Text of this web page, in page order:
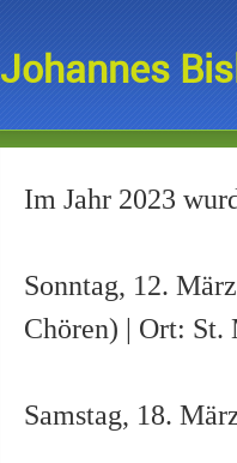
Im Jahr 2023
Sonntag, 12.
Chören) | Ort: St.
Samstag, 18.